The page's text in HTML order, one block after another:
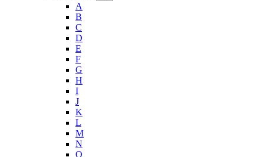
A
B
C
D
E
F
G
H
I
J
K
L
M
N
O